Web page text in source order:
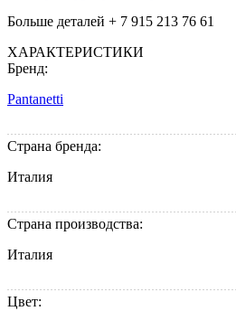
Больше деталей + 7 915 213 76 61
ХАРАКТЕРИСТИКИ
Бренд:
Pantanetti
Страна бренда:
Италия
Страна производства:
Италия
Цвет: